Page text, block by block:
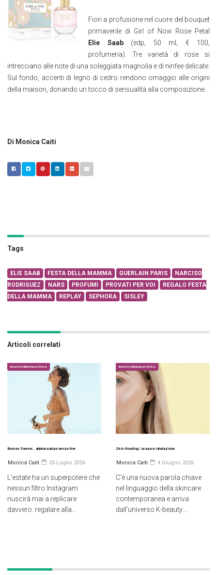
Fiori a profusione nel cuore del bouquet
primaverile di Girl of Now Rose Petal
Elie Saab(edp, 50 ml, € 100,
profumeria). Tre varietà di rose si
intrecciano alle note di una soleggiata magnolia e di ninfee delicate.
Sul fondo, accenti di legno di cedro rendono omaggio alle origini
della maison, donando un tocco di sensualità alla composizione.
Di Monica Caiti
Tags
ELIE SAAB FESTA DELLA MAMMA GUERLAIN PARIS
NARCISO
RODRIGUEZ
NARS PROFUMI PROVATI PER VOI
REGALO FESTA
DELLA MAMMA
REPLAY SEPHORA SISLEY
Articoli correlati
BEAUTY E MEDICINA ESTETICA
Bronze Forever… abbronzatura senza fine
Monica Caiti 20 Luglio 2026
L’estate ha un superpotere che
nessun filtro Instagram
riuscirà mai a replicare
davvero: regalare alla...
BEAUTY E MEDICINA ESTETICA
Skin flooding: la nuova idratazione
Monica Caiti 4 Giugno 2026
C’è una nuova parola chiave
nel linguaggio della skincare
contemporanea e arriva
dall’universo K-beauty:...